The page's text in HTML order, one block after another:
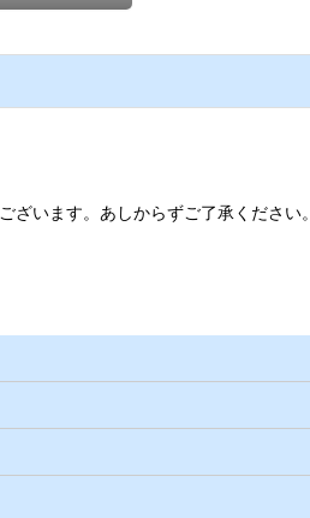
います。あしからずご了承ください。